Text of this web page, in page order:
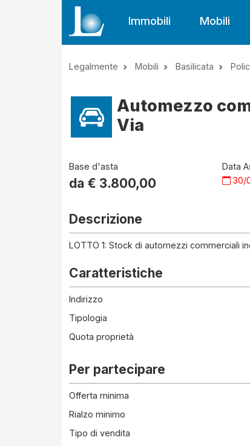
Immobili Mobili
Legalmente Mobili Basilicata
Automezzo
Via
Base d'asta
da € 3.800,00
Data
30/
Descrizione
LOTTO 1: Stock di automezzi commerciali
Caratteristiche
Indirizzo
Tipologia
Quota proprietà
Per partecipare
Offerta minima
Rialzo minimo
Tipo di vendita